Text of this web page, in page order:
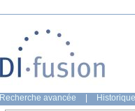
Recherche avancée